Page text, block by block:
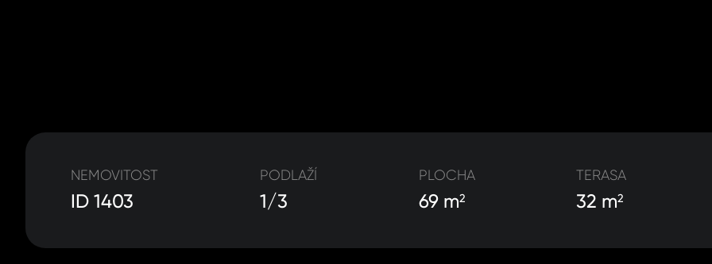
NEMOVITOST
ID 1403
PODLAŽÍ
1/3
PLOCHA
69 m2
TERASA
32 m2